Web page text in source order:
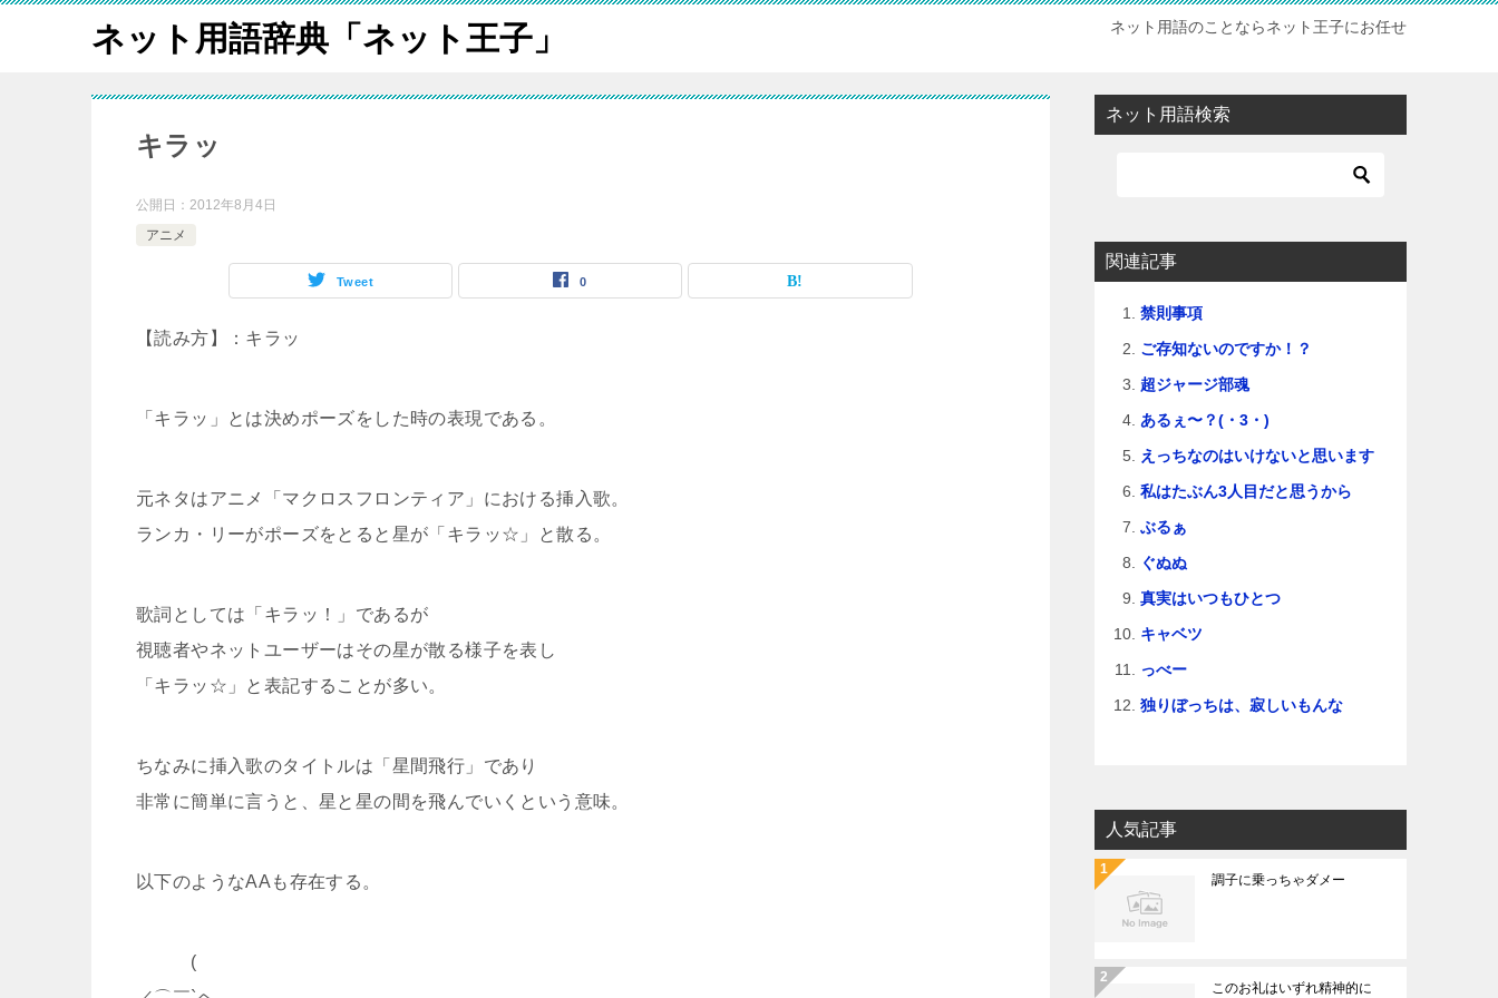
ネット用語辞典「ネット王子」 ネット用語のことならネット王子にお任せ
キラッ
公開日： 2012年8月4日
アニメ
Tweet 0
【読み方】：キラッ
「キラッ」とは決めポーズをした時の表現である。
元ネタはアニメ「マクロスフロンティア」における挿入歌。
ランカ・リーがポーズをとると星が「キラッ☆」と散る。
歌詞としては「キラッ！」であるが
視聴者やネットユーザーはその星が散る様子を表し
「キラッ☆」と表記することが多い。
ちなみに挿入歌のタイトルは「星間飛行」であり
非常に簡単に言うと、星と星の間を飛んでいくという意味。
以下のようなAAも存在する。
(
ネット用語検索
関連記事
禁則事項
ご存知ないのですか！？
超ジャージ部魂
あるぇ〜？(・3・)
えっちなのはいけないと思います
私はたぶん3人目だと思うから
ぶるぁ
ぐぬぬ
真実はいつもひとつ
キャベツ
っべー
独りぼっちは、寂しいもんな
人気記事
調子に乗っちゃダメー
このお礼はいずれ精神的に